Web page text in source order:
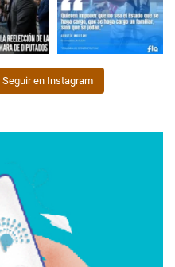
Seguir en Instagram